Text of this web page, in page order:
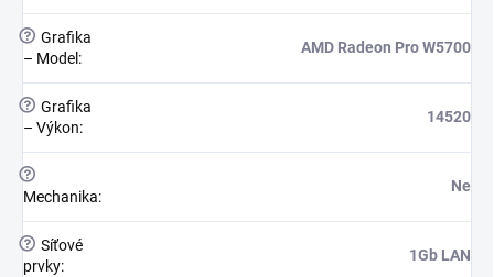
? Grafika
– Model :
AMD Radeon Pro W5700
? Grafika
– Výkon:
14520
?
Mechanika:
Ne
? Síťové
prvky:
1Gb LAN